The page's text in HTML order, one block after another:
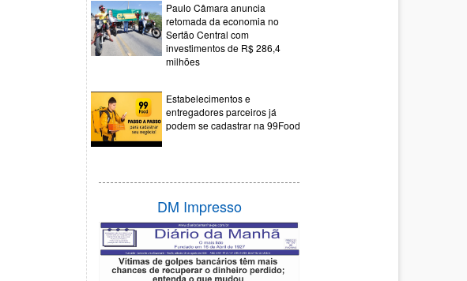
Paulo Câmara anuncia
retomada da economia no
Sertão Central com
investimentos de R$ 286,4
milhões
Estabelecimentos e
entregadores parceiros já
podem se cadastrar na 99Food
DM Impresso